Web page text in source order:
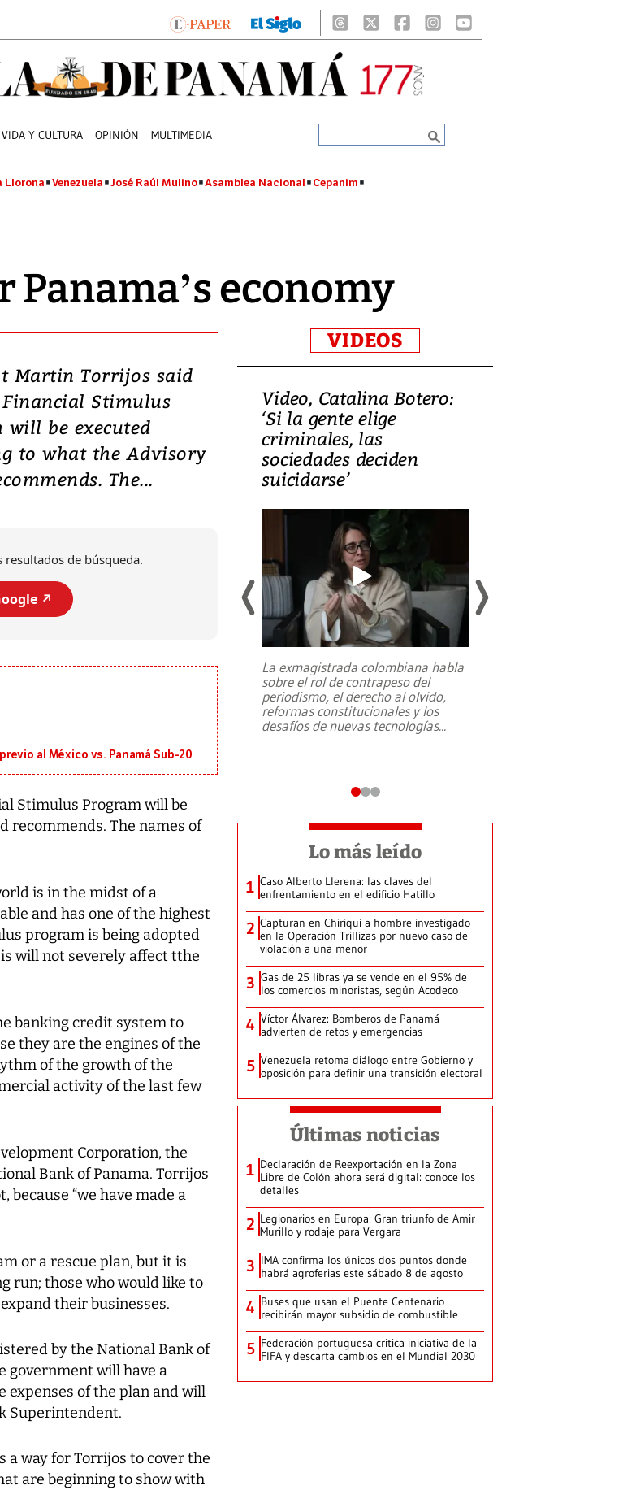
VIDA Y CULTURA OPINIÓN MULTIMEDIA
Llorona Venezuela José Raúl Mulino Asamblea Nacional Cepanim
economy
Martin Torrijos said
Stimulus
will be executed
to what the Advisory
The...
de búsqueda.
↗️
al México vs. Panamá Sub-20
Stimulus Program will be
recommends. The names of
is in the midst of a
and has one of the highest
program is being adopted
will not severely affect tthe
banking credit system to
they are the engines of the
of the growth of the
activity of the last few
Corporation, the
Bank of Panama. Torrijos
“we have made a
or a rescue plan, but it is
run; those who would like to
their businesses.
by the National Bank of
government will have a
of the plan and will
Superintendent.
a way for Torrijos to cover the
are beginning to show with
VIDEOS
Video, Japón: Terremoto
deja heridos y graves
daños en Kumamoto
al sur de Japón, provocando una
Video, Catalina Botero:
‘Si la gente elige
criminales, las
sociedades deciden
suicidarse’
La exmagistrada colombiana habla
sobre el rol de contrapeso del
periodismo, el derecho al olvido,
reformas constitucionales y los
desafíos de nuevas tecnologías...
Lo más leído
1 Caso Alberto Llerena: las claves del
enfrentamiento en el edificio Hatillo
2 Capturan en Chiriquí a hombre investigado
en la Operación Trillizas por nuevo caso de
violación a una menor
3 Gas de 25 libras ya se vende en el 95% de
los comercios minoristas, según Acodeco
4 Víctor Álvarez: Bomberos de Panamá
advierten de retos y emergencias
5 Venezuela retoma diálogo entre Gobierno y
oposición para definir una transición electoral
Últimas noticias
1 Declaración de Reexportación en la Zona
Libre de Colón ahora será digital: conoce los
detalles
2 Legionarios en Europa: Gran triunfo de Amir
Murillo y rodaje para Vergara
3 IMA confirma los únicos dos puntos donde
habrá agroferias este sábado 8 de agosto
4 Buses que usan el Puente Centenario
recibirán mayor subsidio de combustible
5 Federación portuguesa critica iniciativa de la
FIFA y descarta cambios en el Mundial 2030